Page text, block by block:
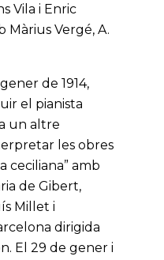
Vila i Enric
Màrius Vergé, A.
de 1914,
el pianista
un altre
les obres
ceciliana” amb
de Gibert,
Millet i
dirigida
El 29 de gener i